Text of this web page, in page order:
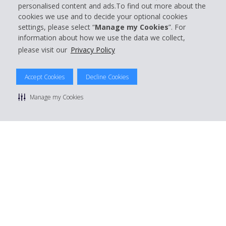
personalised content and ads.To find out more about the
cookies we use and to decide your optional cookies
settings, please select “Manage my Cookies”. For
information about how we use the data we collect,
please visit our Privacy Policy
Accept Cookies Decline Cookies
Manage my Cookies
Réserver avec Hertz
© 2026 The Hertz System, Inc.
Politique de confidentialité
Conditions de location |